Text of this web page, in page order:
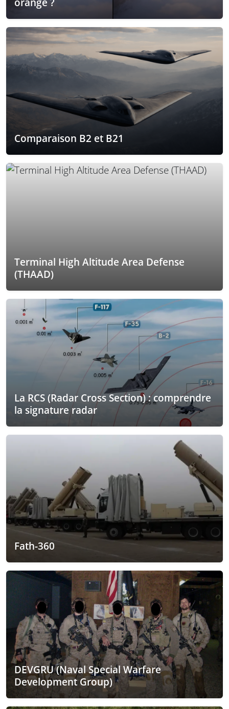
Comparaison B2 et B21
Terminal High Altitude Area Defense
(THAAD)
La RCS (Radar Cross Section) : comprendre
la signature radar
Fath-360
DEVGRU (Naval Special Warfare
Development Group)